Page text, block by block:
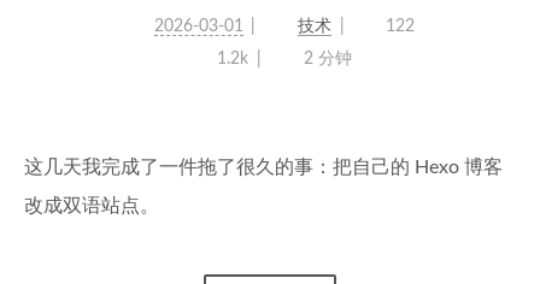
2026-03-01 技术
122
1.2k
2 分钟
这几天我完成了一件拖了很久的事：把自己的 Hexo 博客
改成双语站点。